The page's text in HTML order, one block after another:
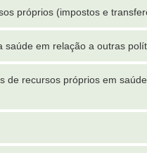
próprios (impostos e
saúde em relação a outras
de recursos próprios em